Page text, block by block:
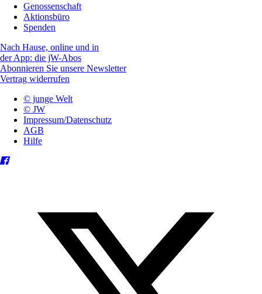
Genossenschaft
Aktionsbüro
Spenden
Nach Hause, online und in
der App: die jW-Abos
Abonnieren Sie unsere Newsletter
Vertrag widerrufen
© junge Welt
© JW
Impressum/Datenschutz
AGB
Hilfe